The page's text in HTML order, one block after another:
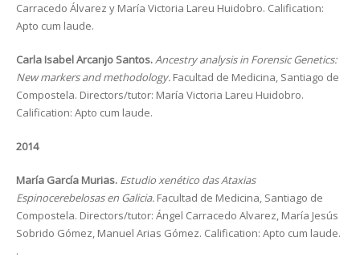
Carracedo Álvarez y María Victoria Lareu Huidobro. Calification:
Apto cum laude.
Carla Isabel Arcanjo Santos.Ancestry analysis in Forensic Genetics:
New markers and methodology. Facultad de Medicina, Santiago de
Compostela. Directors/tutor: María Victoria Lareu Huidobro.
Calification: Apto cum laude.
2014
María García Murias. Estudio xenético das Ataxias
Espinocerebelosas en Galicia. Facultad de Medicina, Santiago de
Compostela. Directors/tutor: Ángel Carracedo Alvarez, María Jesús
Sobrido Gómez, Manuel Arias Gómez. Calification: Apto cum laude.
.